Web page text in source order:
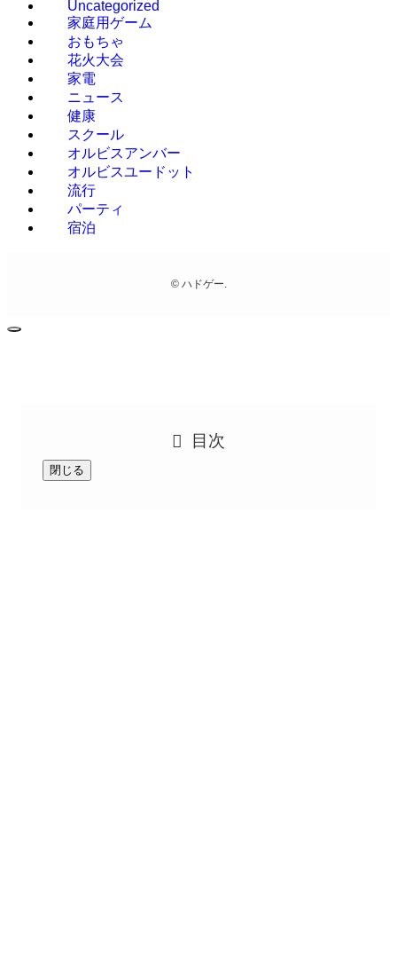
Uncategorized
家庭用ゲーム
おもちゃ
花火大会
家電
ニュース
健康
スクール
オルビスアンバー
オルビスユードット
流行
パーティ
宿泊
©ハドゲー.
目次
閉じる